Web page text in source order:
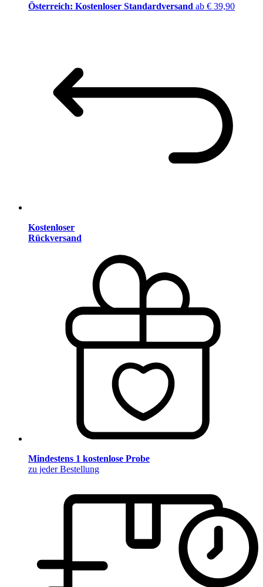
Österreich: Kostenloser Standardversand ab € 39,90
Kostenloser
Rückversand
Mindestens 1 kostenlose Probe
zu jeder Bestellung